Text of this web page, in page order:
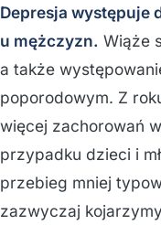
Depresja występuje
u mężczyzn. Wiąże
a także
poporodowym. Z
więcej zachorowań
przypadku dzieci i
przebieg mniej
zazwyczaj